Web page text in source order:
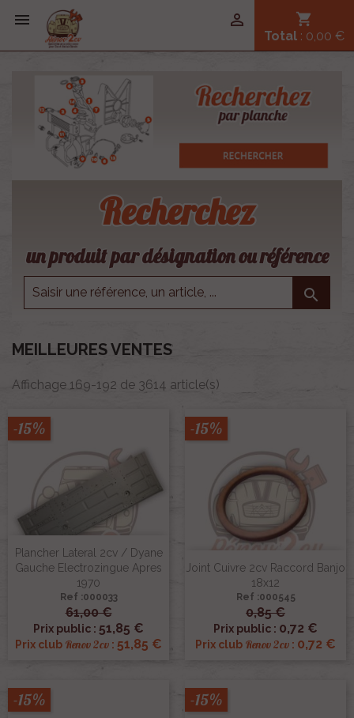
 shopping_cart
Total : 0,00 €

Recherchez
un produit par désignation ou référence

MEILLEURES VENTES
Affichage 169-192 de 3614 article(s)
Plancher Lateral 2cv / Dyane
Gauche Electrozingue Apres
1970
Ref :000033
61,00 €
Prix public : 51,85 €
Prix club Renov 2cv : 51,85 €
-15%
Joint Cuivre 2cv Raccord Banjo
18x12
Ref :000545
0,85 €
Prix public : 0,72 €
Prix club Renov 2cv : 0,72 €
-15%
-15% -15%